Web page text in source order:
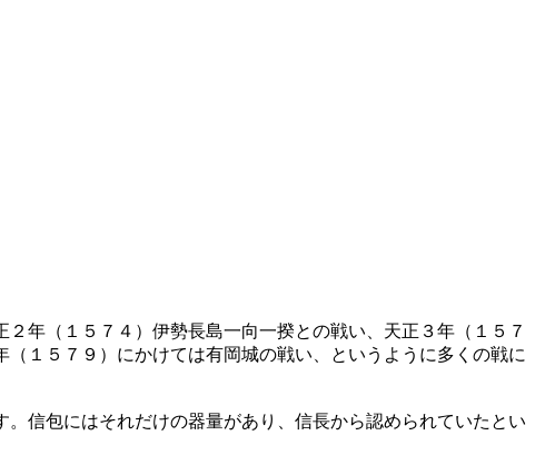
年（１５７４）伊勢長島一向一揆との戦い、天正３年（１５７
１５７９）にかけては有岡城の戦い、というように多くの戦に
信包にはそれだけの器量があり、信長から認められていたとい